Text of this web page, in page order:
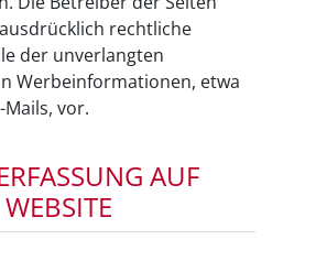
rechtliche
der unverlangten
Werbeinformationen, etwa
Mails, vor.
AUF